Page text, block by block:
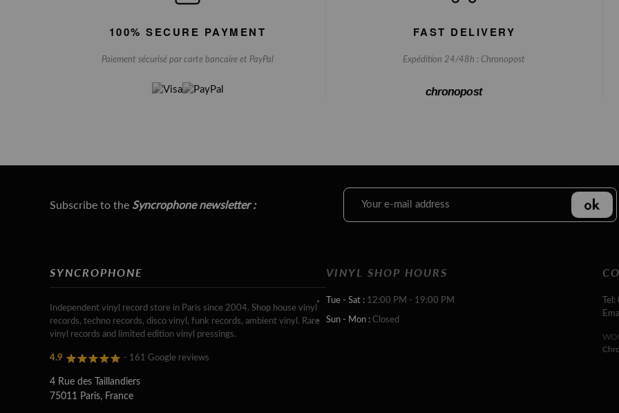
100% SECURE PAYMENT
Paiement sécurisé par carte bancaire et PayPal
FAST DELIVERY
Expédition 24/48h : Chronopost
chronopost
Subscribe to the Syncrophone newsletter :
SYNCROPHONE
Independent vinyl record store in Paris since 2004. Shop house vinyl
records, techno records, disco vinyl, funk records, ambient vinyl. Rare
vinyl records and limited edition vinyl pressings.
4.9 - 161 Google reviews
4 Rue des Taillandiers
75011 Paris, France
VINYL SHOP HOURS
Tue - Sat : 12:00 PM - 19:00 PM
Sun - Mon : Closed